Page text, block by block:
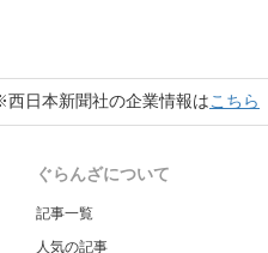
日本新聞社の企業情報はこちら
ぐらんざについて
記事一覧
人気の記事